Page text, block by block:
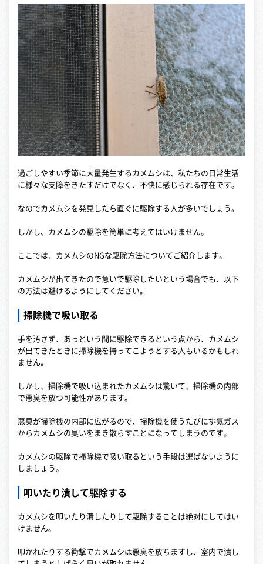
過ごしやすい季節に大量発生するカメムシは、私たちの日常生活
に様々な支障をきたすだけでなく、不快に感じられる存在です。
なのでカメムシを発見したら直ぐに駆除する人が多いでしょう。
しかし、カメムシの駆除を簡単に考えてはいけません。
ここでは、カメムシのNGな駆除方法についてご紹介します。
カメムシが出てきたので急いで駆除したいという場合でも、以下
の方法は避けるようにしてください。
掃除機で吸い取る
手を汚さず、あっという間に駆除できるという点から、カメムシ
が出てきたときに掃除機を持ってこようとする人もいるかもしれ
ません。
しかし、掃除機で吸い込まれたカメムシは驚いて、掃除機の内部
で悪臭を放つ可能性があります。
悪臭が掃除機の内部に広がるので、掃除機を使うたびに排気ガス
からカメムシの臭いをまき散らすことになってしまうのです。
カメムシの駆除で掃除機で吸い取るという手段は選ばないように
しましょう。
叩いたり潰して駆除する
カメムシを叩いたり潰したりして駆除することは絶対にしてはい
けません。
叩かれたりする衝撃でカメムシは悪臭を放ちますし、室内で潰し